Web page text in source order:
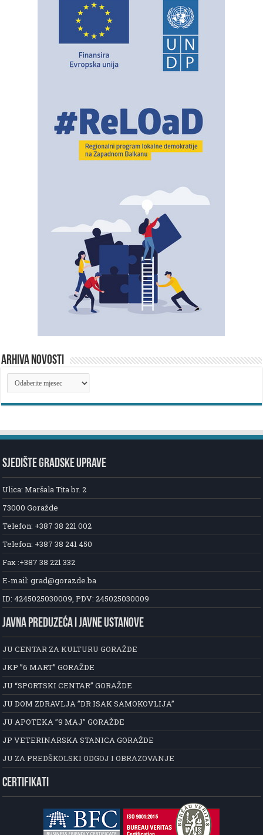
ARHIVA NOVOSTI
ARHIVA
NOVOSTI
SJEDIŠTE GRADSKE UPRAVE
Ulica: Maršala Tita br. 2
73000 Goražde
Telefon: +387 38 221 002
Telefon: +387 38 241 450
Fax :+387 38 221 332
E-mail: grad@gorazde.ba
ID: 4245025030009, PDV: 245025030009
JAVNA PREDUZEĆA I JAVNE USTANOVE
JU CENTAR ZA KULTURU GORAŽDE
JKP ”6 MART” GORAŽDE
JU “SPORTSKI CENTAR” GORAŽDE
JU DOM ZDRAVLJA ”DR ISAK SAMOKOVLIJA”
JU APOTEKA ”9 MAJ” GORAŽDE
JP VETERINARSKA STANICA GORAŽDE
JU ZA PREDŠKOLSKI ODGOJ I OBRAZOVANJE
CERTIFIKATI